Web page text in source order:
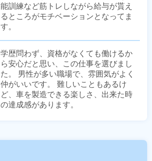
能訓練など筋トレしながら給与が貰え
るところがモチベーションとなってま
す。
学歴問わず、資格がなくても働けるか
ら安心だと思い、この仕事を選びまし
た。 男性が多い職場で、雰囲気がよく
仲がいいです。 難しいこともあるけ
ど、車を製造できる楽しさ、出来た時
の達成感があります。